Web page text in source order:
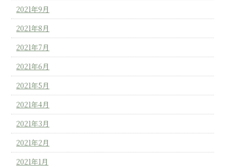
2021年9月
2021年8月
2021年7月
2021年6月
2021年5月
2021年4月
2021年3月
2021年2月
2021年1月